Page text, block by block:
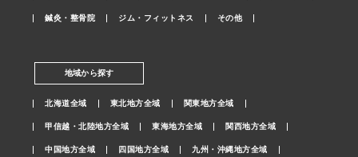
鍼灸・整骨院 ジム・フィットネス その他
地域から探す
北海道全域 東北地方全域 関東地方全域
甲信越・北陸地方全域 東海地方全域 関西地方全域
中国地方全域 四国地方全域 九州・沖縄地方全域